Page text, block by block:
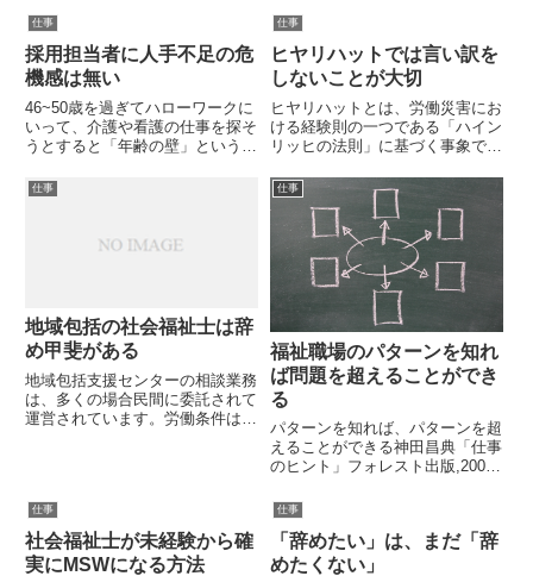
税を使って、誰かがやらなければ
ならないことに従事している社会
に必要な仕事です。消防士とか、
警察官とか、そういう仕事と同
仕事
採用担当者に人手不足の危
機感は無い
46~50歳を過ぎてハローワークに
いって、介護や看護の仕事を探そ
うとすると「年齢の壁」という困
事を探している人に経験と資格が
あっても年齢で不採用になること
不足といいながらも、企業側...
仕事
ヒヤリハットでは言い訳を
しないことが大切
ヒヤリハットとは、労働災害にお
ける経験則の一つである「ハイン
リッヒの法則」に基づく事象で、
微な事故があり、その背景には
300の異常が存在するというもの
です。その名の通り、ヒヤリとす
る、ハットするということです...
仕事
地域包括の社会福祉士は辞
め甲斐がある
地域包括支援センターの相談業務
は、多くの場合民間に委託されて
運営されています。労働条件は、
給も実際にはとりづらい・・・
そ...
仕事
福祉職場のパターンを知れ
ば問題を超えることができ
る
パターンを知れば、パターンを超
えることができる神田昌典「仕事
のヒント」フォレスト出版,2005
「何を言ったか？」よりも、「誰
が言ったか？」が重視されます。
こんな経験はありませんか？「上
司の決めた方針を実行す...
仕事
社会福祉士が未経験から確
実にMSWになる方法
仕事
「辞めたい」は、まだ「辞
めたくない」